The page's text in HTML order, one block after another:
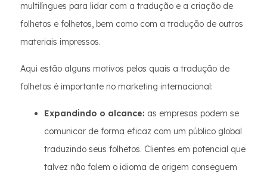
multilíngues para lidar com a tradução e a criação de
folhetos e folhetos, bem como com a tradução de outros
materiais impressos.
Aqui estão alguns motivos pelos quais a tradução de
folhetos é importante no marketing internacional:
Expandindo o alcance: as empresas podem se
comunicar de forma eficaz com um público global
traduzindo seus folhetos. Clientes em potencial que
talvez não falem o idioma de origem conseguem